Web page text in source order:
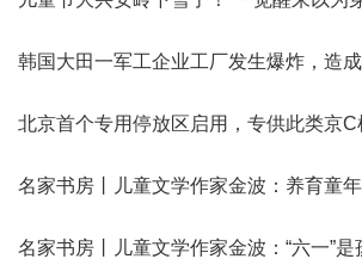
韩国大田一军工企业工厂发生爆炸，造
北京首个专用停放区启用，专供此类京
名家书房丨儿童文学作家金波：养育童
名家书房丨儿童文学作家金波：“六一”